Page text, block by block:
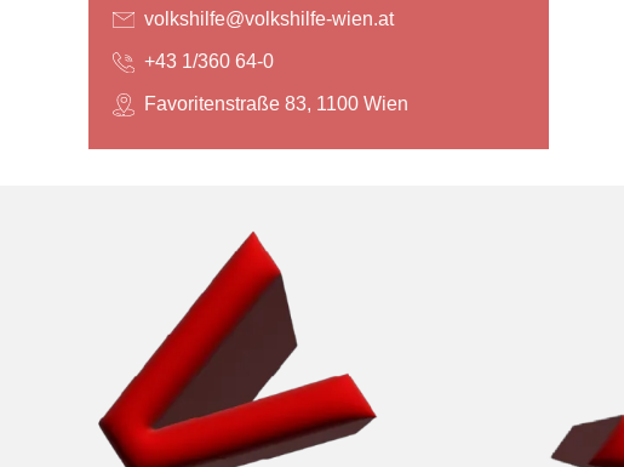
volkshilfe@volkshilfe-wien.at
+43 1/360 64-0
Favoritenstraße 83, 1100 Wien